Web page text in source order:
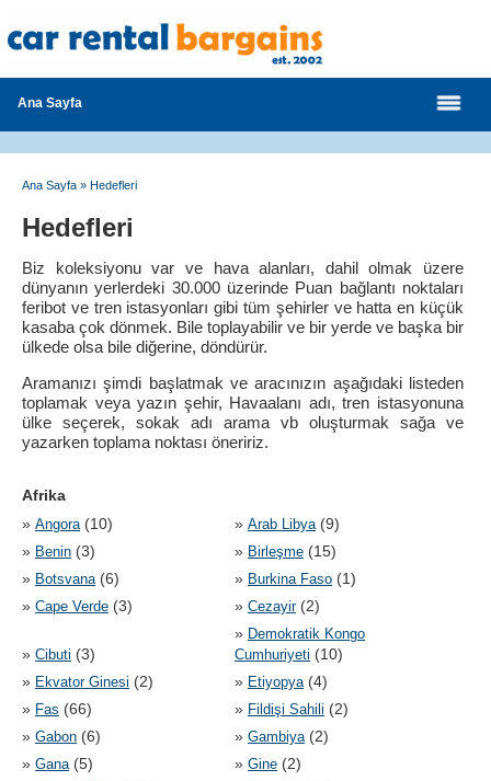
Ana Sayfa
Ana Sayfa » Hedefleri
Hedefleri
Biz koleksiyonu var ve hava alanları, dahil olmak üzere
dünyanın yerlerdeki 30.000 üzerinde Puan bağlantı noktaları
feribot ve tren istasyonları gibi tüm şehirler ve hatta en küçük
kasaba çok dönmek. Bile toplayabilir ve bir yerde ve başka bir
ülkede olsa bile diğerine, döndürür.
Aramanızı şimdi başlatmak ve aracınızın aşağıdaki listeden
toplamak veya yazın şehir, Havaalanı adı, tren istasyonuna
ülke seçerek, sokak adı arama vb oluşturmak sağa ve
yazarken toplama noktası öneririz.
Afrika
» Angora (10) » Arab Libya (9)
» Benin (3) » Birleşme (15)
» Botsvana (6) » Burkina Faso (1)
» Cape Verde (3) » Cezayir(2)
» Cibuti (3)
» Demokratik Kongo
Cumhuriyeti (10)
» Ekvator Ginesi (2) » Etiyopya (4)
» Fas (66) » Fildişi Sahili (2)
» Gabon (6) » Gambiya (2)
» Gana (5) » Gine (2)